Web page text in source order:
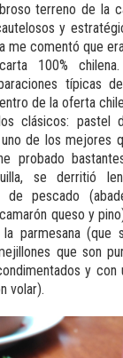
terreno de la
y
me comentó que
100%
típicas
de la oferta
clásicos: pastel
de los mejores
probado
se derritió
de pescado
queso y
parmesana (que
que son
y con
volar).